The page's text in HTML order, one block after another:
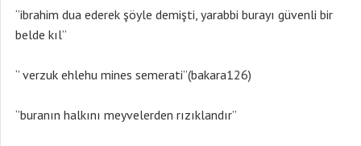
‘’ibrahim dua ederek şöyle demişti, yarabbi burayı güvenli bir
belde kıl’’
‘’ verzuk ehlehu mines semerati’’(bakara126)
‘’buranın halkını meyvelerden rızıklandır’’